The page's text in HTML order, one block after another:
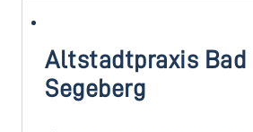
Altstadtpraxis Bad
Segeberg